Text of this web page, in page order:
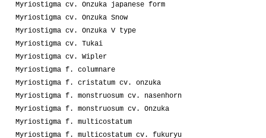
Myriostigma cv. Onzuka japanese form
Myriostigma cv. Onzuka Snow
Myriostigma cv. Onzuka V type
Myriostigma cv. Tukai
Myriostigma cv. Wipler
Myriostigma f. columnare
Myriostigma f. cristatum cv. onzuka
Myriostigma f. monstruosum cv. nasenhorn
Myriostigma f. monstruosum cv. Onzuka
Myriostigma f. multicostatum
Myriostigma f. multicostatum cv. fukuryu